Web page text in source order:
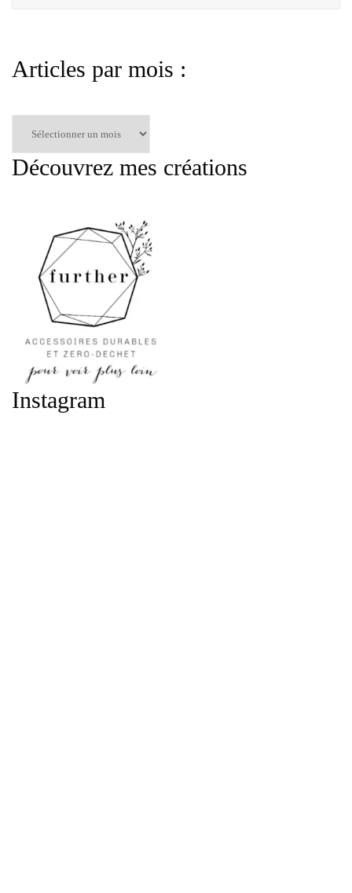
Articles par mois :
mois
Découvrez mes créations
Instagram